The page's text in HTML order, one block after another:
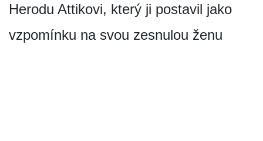
Herodu Attikovi, který ji postavil jako
vzpomínku na svou zesnulou ženu